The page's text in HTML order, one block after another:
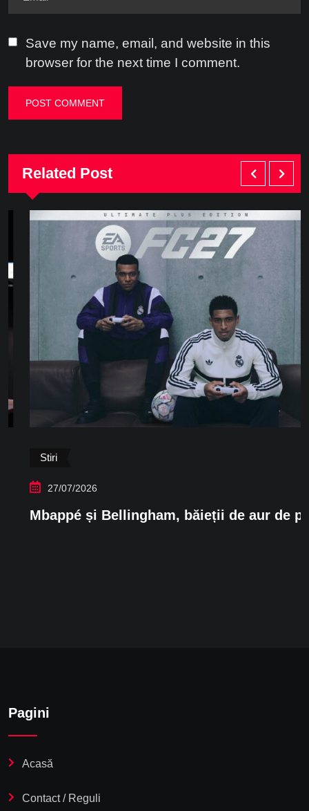
Save my name, email, and website in this
browser for the next time I comment.
Related Post
27/07/2026
Mbappé și Bellingham, băieții de aur de pe
Pagini
Acasă
Contact / Reguli